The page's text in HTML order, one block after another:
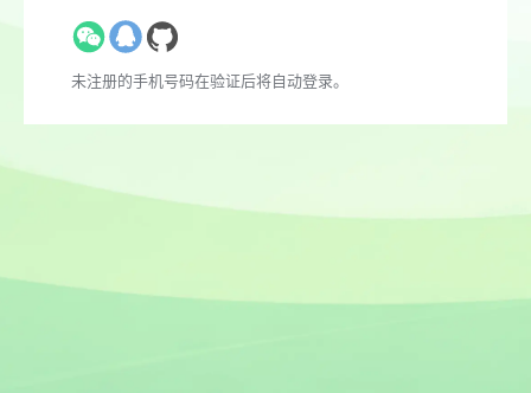
未注册的手机号码在验证后将自动登录。